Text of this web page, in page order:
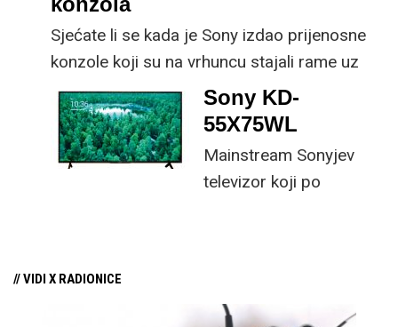
Sjećate li se kada je Sony izdao prijenosne
konzole koji su na vrhuncu stajali rame uz
rame s kraljem prijenosnih konzola,
Nintendom? Čini se da se i Sony sjeća,
barem prema navodnoj izjavi tehnološkog
giganta.
Sony KD-
55X75WL
Mainstream Sonyjev
televizor koji po
Sonyjev procesor slike.
// VIDI X RADIONICE